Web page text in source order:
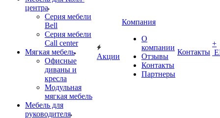
центра
Серия мебели
Bell
Серия мебели
Call center
Мягкая мебель
Офисные
диваны и
кресла
Модульная
мягкая мебель
Мебель для
руководителя
Акции
Компания
О
компании
Отзывы
Контакты
Партнеры
Контакты
+